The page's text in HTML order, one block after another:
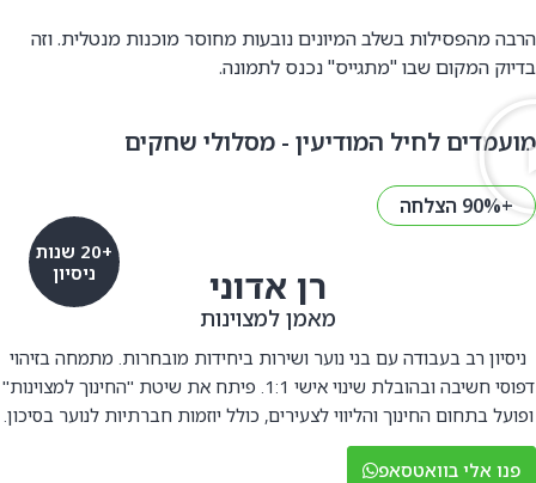
הרבה מהפסילות בשלב המיונים נובעות מחוסר מוכנות מנטלית. וזה
בדיוק המקום שבו "מתגייס" נכנס לתמונה.
מועמדים לחיל המודיעין - מסלולי שחקים
+90% הצלחה
+20 שנות
ניסיון
רן אדוני
מאמן למצוינות
ניסיון רב בעבודה עם בני נוער ושירות ביחידות מובחרות. מתמחה בזיהוי
דפוסי חשיבה ובהובלת שינוי אישי 1:1. פיתח את שיטת "החינוך למצוינות"
ופועל בתחום החינוך והליווי לצעירים, כולל יוזמות חברתיות לנוער בסיכון.
פנו אלי בוואטסאפ